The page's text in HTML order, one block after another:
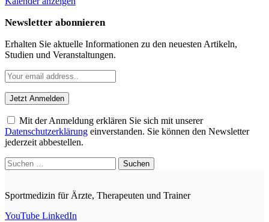
Newsletter abonnieren
Erhalten Sie aktuelle Informationen zu den neuesten Artikeln,
Studien und Veranstaltungen.
Mit der Anmeldung erklären Sie sich mit unserer
Datenschutzerklärung einverstanden. Sie können den Newsletter
jederzeit abbestellen.
Suchen
nach:
Sportmedizin für Ärzte, Therapeuten und Trainer
YouTube LinkedIn